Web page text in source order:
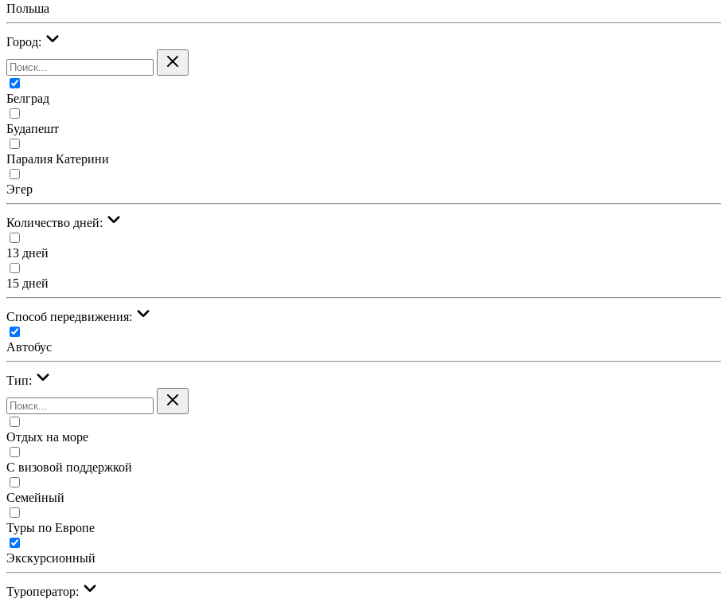
Польша
Город:
Белград
Будапешт
Паралия Катерини
Эгер
Количество дней:
13 дней
15 дней
Cпособ передвижения:
Автобус
Тип:
Отдых на море
С визовой поддержкой
Семейный
Туры по Европе
Экскурсионный
Туроператор: